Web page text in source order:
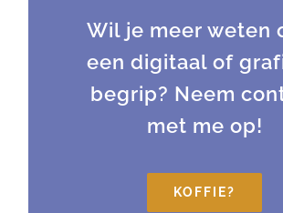
Wil je meer weten
een digitaal of
begrip? Neem
met me op!
KOFFIE?